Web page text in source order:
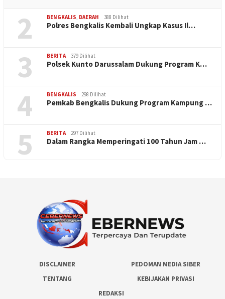
2 BENGKALIS, DAERAH 388 Dilihat
Polres Bengkalis Kembali Ungkap Kasus Il…
3 BERITA 379 Dilihat
Polsek Kunto Darussalam Dukung Program K…
4 BENGKALIS 298 Dilihat
Pemkab Bengkalis Dukung Program Kampung …
5 BERITA 297 Dilihat
Dalam Rangka Memperingati 100 Tahun Jam …
DISCLAIMER
PEDOMAN MEDIA SIBER
TENTANG
KEBIJAKAN PRIVASI
REDAKSI